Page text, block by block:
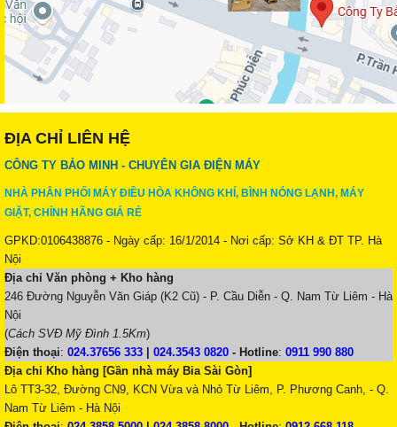
ĐỊA CHỈ LIÊN HỆ
CÔNG TY BẢO MINH - CHUYÊN GIA ĐIỆN MÁY
NHÀ PHÂN PHỐI MÁY ĐIỀU HÒA KHÔNG KHÍ, BÌNH NÓNG LẠNH, MÁY
GIẶT, CHÍNH HÃNG GIÁ RẺ
GPKD:0106438876 - Ngày cấp: 16/1/2014 - Nơi cấp: Sở KH & ĐT TP. Hà
Nội
Địa chỉ Văn phòng + Kho hàng
246 Đường Nguyễn Văn Giáp (K2 Cũ) - P. Cầu Diễn - Q. Nam Từ Liêm - Hà
Nội
(Cách SVĐ Mỹ Đình 1.5Km)
Điện thoại: 024.37656 333 024.3543 0820 - Hotline: 0911 990 880
Địa chỉ Kho hàng [Gần nhà máy Bia Sài Gòn]
Lô TT3-32, Đường CN9, KCN Vừa và Nhỏ Từ Liêm, P. Phương Canh, - Q.
Nam Từ Liêm - Hà Nội